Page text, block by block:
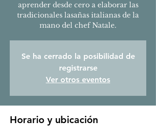
aprender desde cero a elaborar las
tradicionales lasañas italianas de la
mano del chef Natale.
Se ha cerrado la posibilidad de
registrarse
Ver otros eventos
Horario y ubicación